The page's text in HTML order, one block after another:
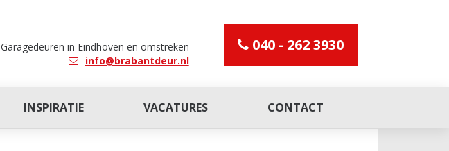
Garagedeuren in Eindhoven en omstreken
info@brabantdeur.nl
040 - 262 3930
INSPIRATIE VACATURES CONTACT